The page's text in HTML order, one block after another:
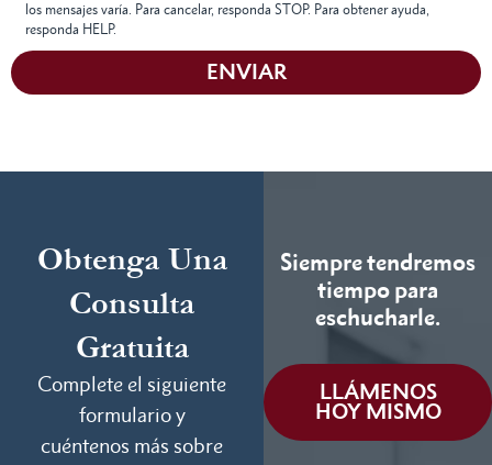
los mensajes varía. Para cancelar, responda STOP. Para obtener ayuda,
responda HELP.
ENVIAR
Obtenga Una
Consulta
Gratuita
Complete el siguiente
formulario y
cuéntenos más sobre
Siempre tendremos
tiempo para
eschucharle.
LLÁMENOS
HOY MISMO